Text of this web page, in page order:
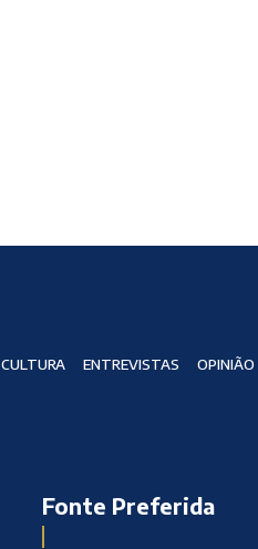
CULTURA ENTREVISTAS OPINIÃO
Fonte Preferida